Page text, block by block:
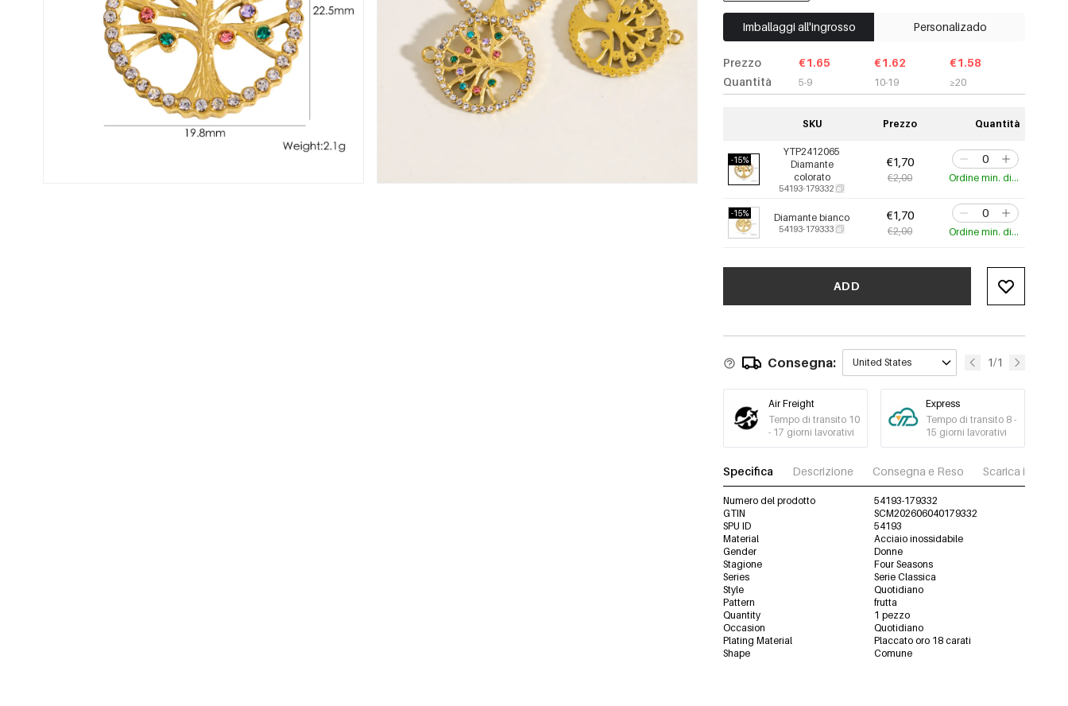
Imballaggi all'ingrosso Personalizado
Prezzo
Quantità
€1.65
5-9
€1.62
10-19
€1.58
≥20
SKU Prezzo Quantità
-15%
YTP2412065
Diamante
colorato
54193-179332
€1,70
€2,00 Ordine min. di 3 pz.
-15% Diamante bianco
54193-179333
€1,70
€2,00 Ordine min. di 3 pz.
ADD
Consegna: United States 1/1
Air Freight
Tempo di transito 10
- 17 giorni lavorativi
Express
Tempo di transito 8 -
15 giorni lavorativi
Specifica Descrizione Consegna e Reso Scarica immagini
Numero del prodotto
54193-179332
GTIN
SCM202606040179332
SPU ID
54193
Material
Acciaio inossidabile
Gender
Donne
Stagione
Four Seasons
Series
Serie Classica
Style
Quotidiano
Pattern
frutta
Quantity
1 pezzo
Occasion
Quotidiano
Plating Material
Placcato oro 18 carati
Shape
Comune